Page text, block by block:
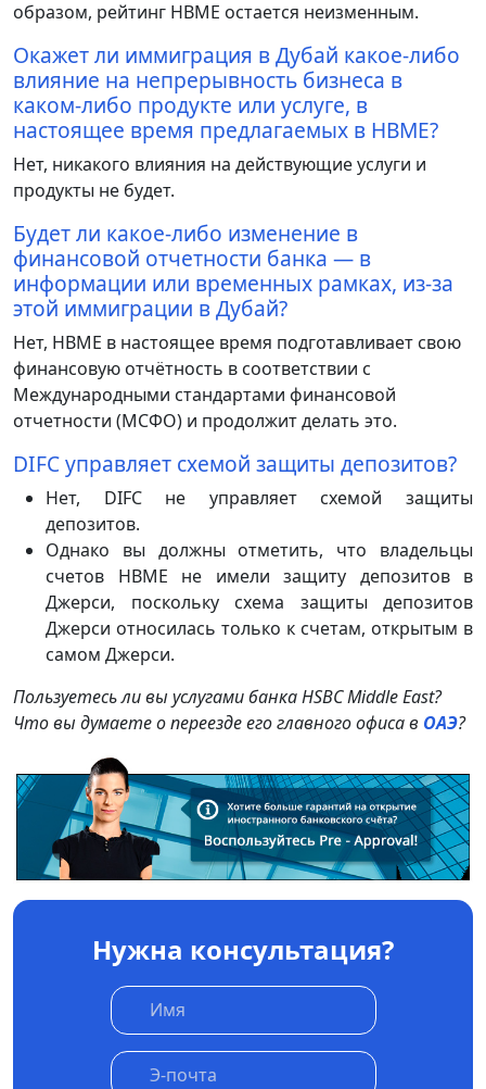
образом, рейтинг HBME остается неизменным.
Окажет ли иммиграция в Дубай какое-либо
влияние на непрерывность бизнеса в
каком-либо продукте или услуге, в
настоящее время предлагаемых в HBME?
Нет, никакого влияния на действующие услуги и
продукты не будет.
Будет ли какое-либо изменение в
финансовой отчетности банка — в
информации или временных рамках, из-за
этой иммиграции в Дубай?
Нет, HBME в настоящее время подготавливает свою
финансовую отчётность в соответствии с
Международными стандартами финансовой
отчетности (МСФО) и продолжит делать это.
DIFC управляет схемой защиты депозитов?
Нет, DIFC не управляет схемой защиты
депозитов.
Однако вы должны отметить, что владельцы
счетов HBME не имели защиту депозитов в
Джерси, поскольку схема защиты депозитов
Джерси относилась только к счетам, открытым в
самом Джерси.
Пользуетесь ли вы услугами банкаHSBCMiddleEast?
Что вы думаете о переезде его главного офиса в ОАЭ?
Нужна консультация?